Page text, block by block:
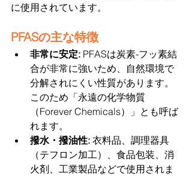
に使用されています。
PFASの主な特徴
非常に安定: PFASは炭素-フッ素結
合が非常に強いため、自然環境で
分解されにくい性質があります。
このため「永遠の化学物質
（Forever Chemicals）」とも呼ば
れます。
撥水・撥油性: 衣料品、調理器具
（テフロン加工）、食品包装、消
火剤、工業製品などで使用されま